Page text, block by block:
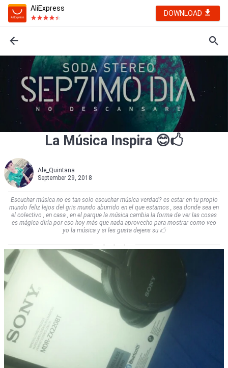
AliExpress
DOWNLOAD
La Música Inspira 😊🖒
Ale_Quintana
September 29, 2018
Escuchar música no es tan solo escuchar música verdad? es estar en tu propio
mundo feliz lejos del gris mundo aburrido en el que estamos , sea donde sea en
el colectivo , en casa , en el parque la música cambia la forma de ver las cosas
es mágica diría por eso hoy más que nada aprovecho para mostrar como veo
yo la música y si les gusta dejens su 🖒